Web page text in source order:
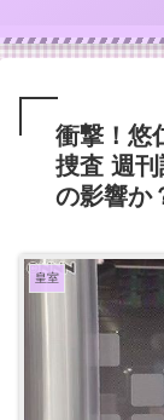
衝撃！悠
捜査 週
の影響か
皇室